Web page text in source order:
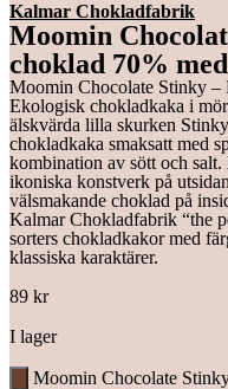
Kalmar Chokladfabrik
Moomin
choklad 70%
Moomin Chocolate Stinky –
Ekologisk chokladkaka i
älskvärda lilla skurken
chokladkaka smaksatt med
kombination av sött och
ikoniska konstverk på
välsmakande choklad på
Kalmar Chokladfabrik “the
sorters chokladkakor med
klassiska karaktärer.
89 kr
I lager
Moomin Chocolate